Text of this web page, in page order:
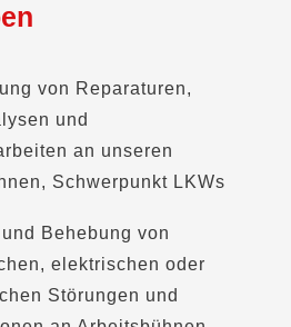
von Reparaturen,
und
an unseren
Schwerpunkt LKWs
Behebung von
elektrischen oder
Störungen und